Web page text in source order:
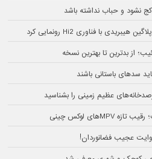
نشود و حباب نداشته باشد
از بدترین تا بهترین نسخه
سدهای باستانی باشند
عجیب فضانوردان!